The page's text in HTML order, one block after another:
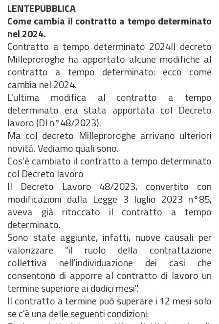
LENTEPUBBLICA
Come cambia il contratto a tempo determinato
nel 2024.
Contratto a tempo determinato 2024Il decreto
Milleproroghe ha apportato alcune modifiche al
contratto a tempo determinato: ecco come
cambia nel 2024.
L'ultima modifica al contratto a tempo
determinato era stata apportata col Decreto
lavoro (Dl n°48/2023).
Ma col decreto Milleproroghe arrivano ulteriori
novità. Vediamo quali sono.
Cos'è cambiato il contratto a tempo determinato
col Decreto lavoro
Il Decreto Lavoro 48/2023, convertito con
modificazioni dalla Legge 3 luglio 2023 n°85,
aveva già ritoccato il contratto a tempo
determinato.
Sono state aggiunte, infatti, nuove causali per
valorizzare "il ruolo della contrattazione
collettiva nell'individuazione dei casi che
consentono di apporre al contratto di lavoro un
termine superiore ai dodici mesi".
Il contratto a termine può superare i 12 mesi solo
se c'è una delle seguenti condizioni: